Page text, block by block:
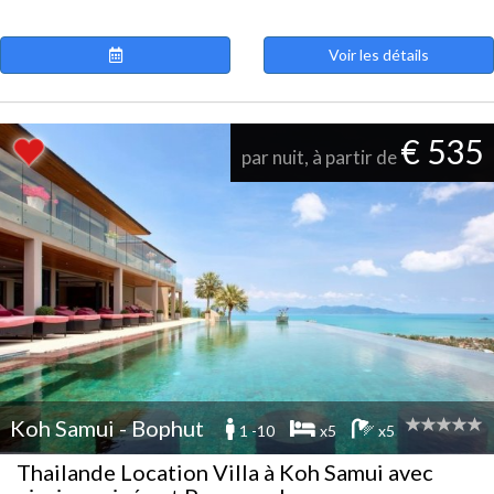
Voir les détails
par nuit, à partir de€ 535
Koh Samui - Bophut 1 -10 x5 x5
Thailande Location Villa à Koh Samui avec